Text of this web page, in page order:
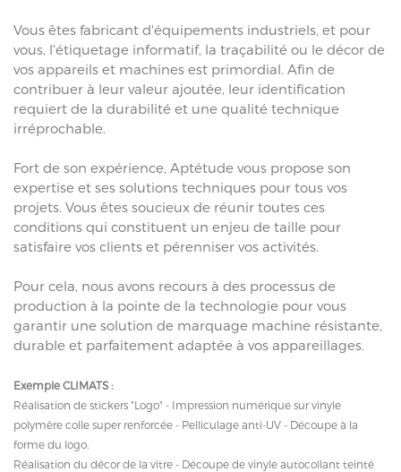
Vous êtes fabricant d'équipements industriels, et pour
vous, l'étiquetage informatif, la traçabilité ou le décor de
vos appareils et machines est primordial. Afin de
contribuer à leur valeur ajoutée, leur identification
requiert de la durabilité et une qualité technique
irréprochable.
Fort de son expérience, Aptétude vous propose son
expertise et ses solutions techniques pour tous vos
projets. Vous êtes soucieux de réunir toutes ces
conditions qui constituent un enjeu de taille pour
satisfaire vos clients et pérenniser vos activités.
Pour cela, nous avons recours à des processus de
production à la pointe de la technologie pour vous
garantir une solution de marquage machine résistante,
durable et parfaitement adaptée à vos appareillages.
Exemple CLIMATS :
Réalisation de stickers "Logo" - Impression numérique sur vinyle
polymère colle super renforcée - Pelliculage anti-UV - Découpe à la
forme du logo.
Réalisation du décor de la vitre - Découpe de vinyle autocollant teinté